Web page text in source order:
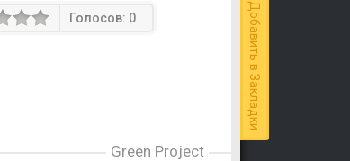
Добавить в Закладки
Голосов: 0
Green Project